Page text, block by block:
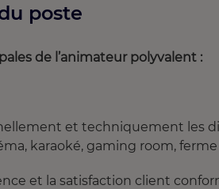
poste
de l’animateur polyvalent :
et techniquement les
karaoké, gaming room,
et la satisfaction client